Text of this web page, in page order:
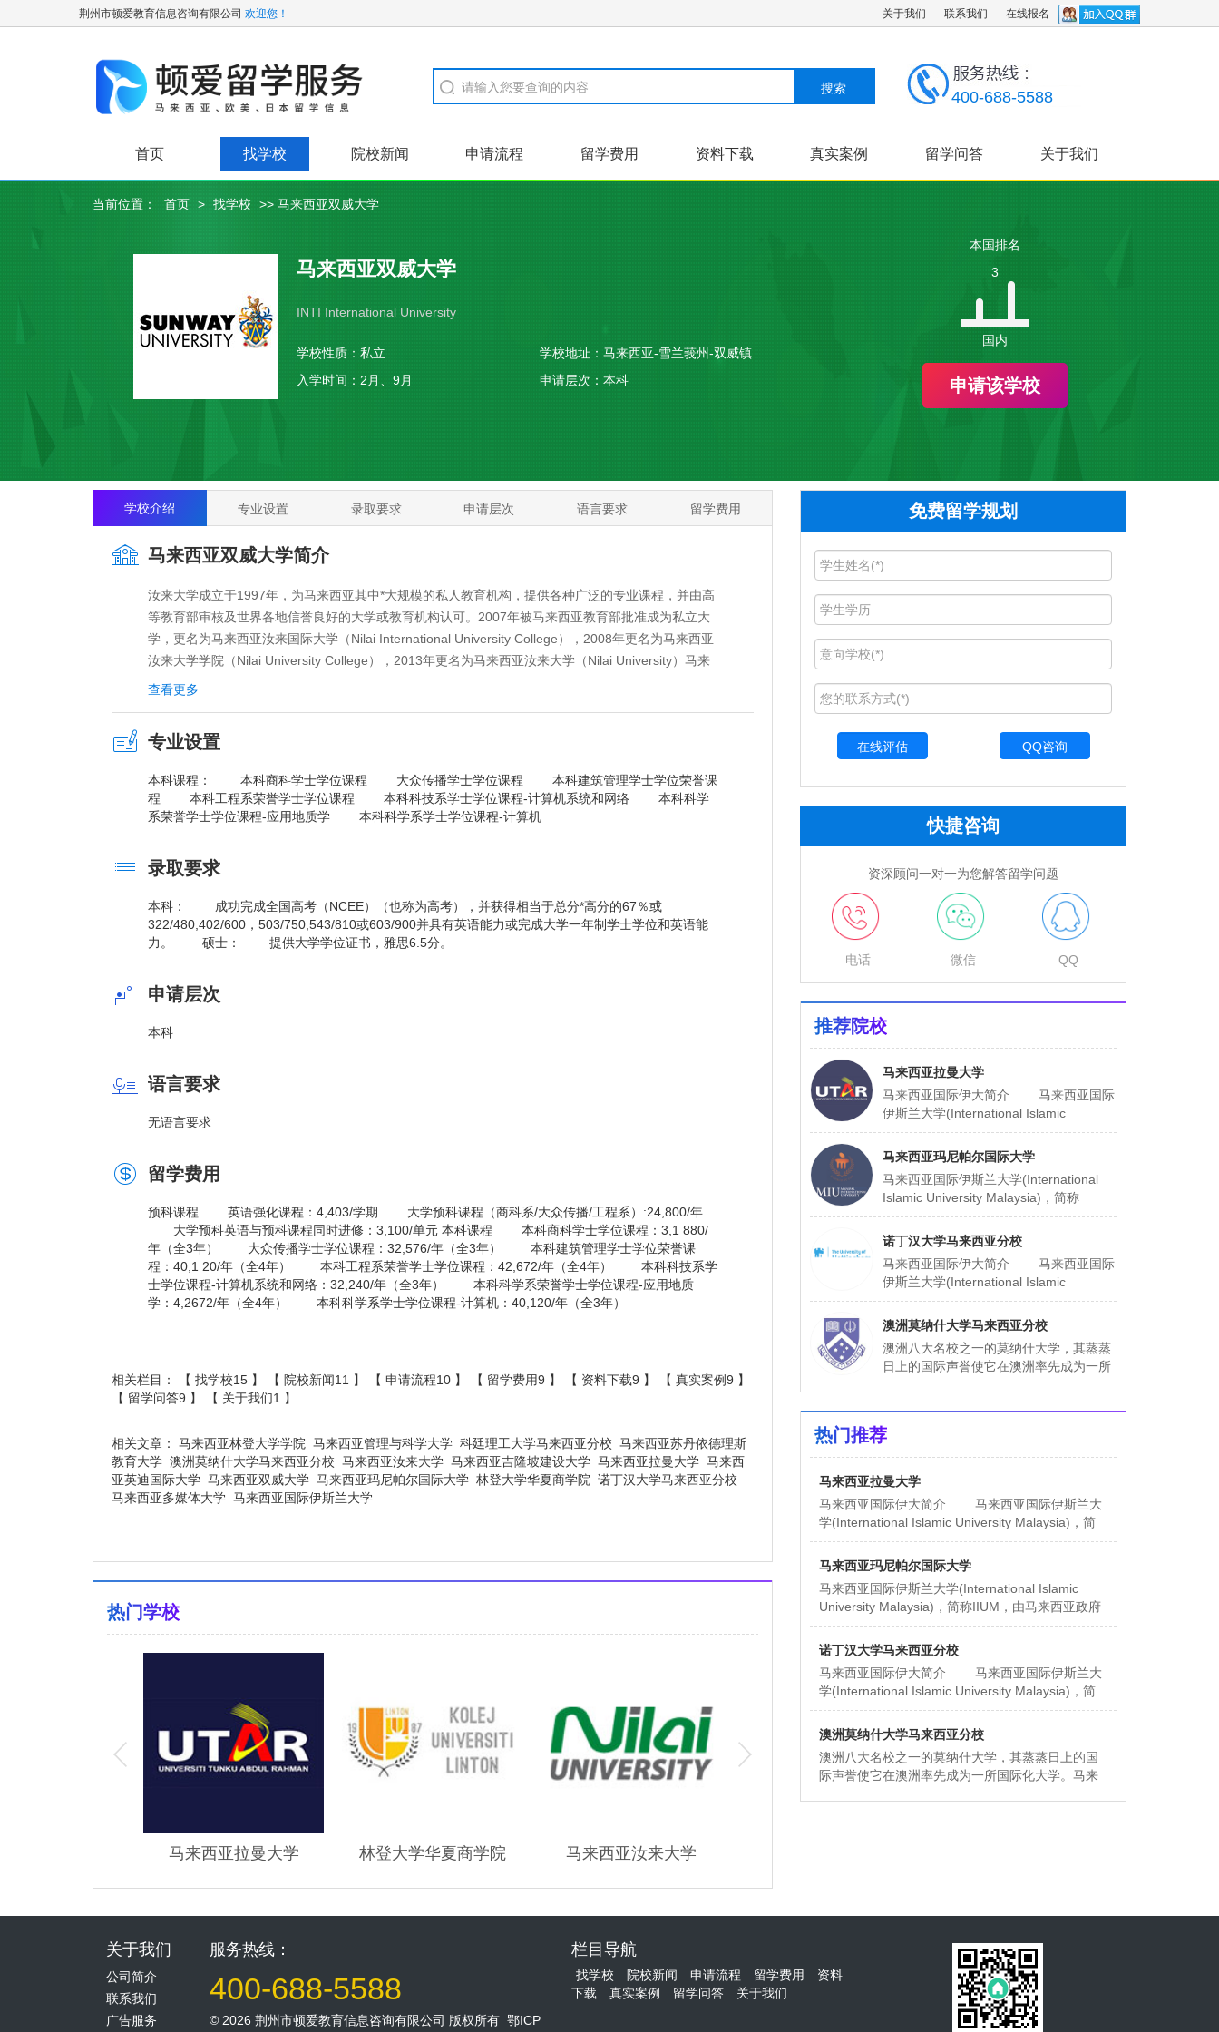
荆州市顿爱教育信息咨询有限公司 欢迎您！ 关于我们 联系我们 在线报名
400-688-5588
首页 找学校 院校新闻 申请流程 留学费用 资料下载 真实案例 留学问答 关于我们
当前位置： 首页 > 找学校 >> 马来西亚双威大学
马来西亚双威大学
INTI International University
学校性质： 私立 学校地址： 马来西亚-雪兰莪州-双威镇
入学时间： 2月、9月 申请层次： 本科
本国排名
3
国内
申请该学校
学校介绍 专业设置 录取要求 申请层次 语言要求 留学费用
马来西亚双威大学简介
汝来大学成立于1997年，为马来西亚其中*大规模的私人教育机构，提供各种广泛的专业课程，并由高
等教育部审核及世界各地信誉良好的大学或教育机构认可。2007年被马来西亚教育部批准成为私立大
学，更名为马来西亚汝来国际大学（Nilai International University College），2008年更名为马来西亚
汝来大学学院（Nilai University College），2013年更名为马来西亚汝来大学（Nilai University）马来
西亚学术教育资格监管局评鉴汝来大学为四至五星优良大学机构(SETARA 2017)。
地理位置并处于繁华的汝来市镇。距离吉隆坡市中心仅35分钟车程以及距离吉隆坡国际机场约20分钟
学院优势
马来西亚其中一所规模*大的私立高等学府。拥有大学水平的校园，齐全先进的设备，并提供校园
有广泛的科系，其中包括3+0学士课程、学分转移课程、专科课程及大学预科课程。国外的联办大学在
学术排行榜上名列前茅。集团总公司农艺资源有限公司是吉隆坡股票交易所主板上市公司。荣获2002
年全国私立学院*佳园艺奖。荣获马来西亚贸易工业促进局2003年度教育输出卓越奖。汝来国际学院因
提供卓越的教育服务，吸引了全球30多个国家的国际学生来本学院学习而荣获此项殊荣。每年只需人
民币60000至70000元（包括学费、住宿费及生活费）只是第三国（澳州、英国、新西兰）费用的三分
的英语强化课程。学生可在本学院修完英国(OXFORD BROOKES UNIVERSITY)或澳大利亚(LA
学士学位（学生必须符合有关国家的留学政策）。父母可来探望孩子。
查看更多
专业设置
本科课程： 本科商科学士学位课程 大众传播学士学位课程 本科建筑管理学士学位荣誉课
程 本科工程系荣誉学士学位课程 本科科技系学士学位课程-计算机系统和网络 本科科学
系荣誉学士学位课程-应用地质学 本科科学系学士学位课程-计算机
录取要求
本科： 成功完成全国高考（NCEE）（也称为高考），并获得相当于总分*高分的67％或
322/480,402/600，503/750,543/810或603/900并具有英语能力或完成大学一年制学士学位和英语能
力。 硕士： 提供大学学位证书，雅思6.5分。
申请层次
本科
语言要求
无语言要求
留学费用
预科课程 英语强化课程：4,403/学期 大学预科课程（商科系/大众传播/工程系）:24,800/年
大学预科英语与预科课程同时进修：3,100/单元 本科课程 本科商科学士学位课程：3,1 880/
年（全3年） 大众传播学士学位课程：32,576/年（全3年） 本科建筑管理学士学位荣誉课
程：40,1 20/年（全4年） 本科工程系荣誉学士学位课程：42,672/年（全4年） 本科科技系学
士学位课程-计算机系统和网络：32,240/年（全3年） 本科科学系荣誉学士学位课程-应用地质
学：4,2672/年（全4年） 本科科学系学士学位课程-计算机：40,120/年（全3年）
相关栏目： 【 找学校15 】 【 院校新闻11 】 【 申请流程10 】 【 留学费用9 】 【 资料下载9 】 【 真实案例9 】
【 留学问答9 】 【 关于我们1 】
相关文章： 马来西亚林登大学学院 马来西亚管理与科学大学 科廷理工大学马来西亚分校 马来西亚苏丹依德理斯
教育大学 澳洲莫纳什大学马来西亚分校 马来西亚汝来大学 马来西亚吉隆坡建设大学 马来西亚拉曼大学 马来西
亚英迪国际大学 马来西亚双威大学 马来西亚玛尼帕尔国际大学 林登大学华夏商学院 诺丁汉大学马来西亚分校
马来西亚多媒体大学 马来西亚国际伊斯兰大学
热门学校
马来西亚拉曼大学 林登大学华夏商学院 马来西亚汝来大学
免费留学规划
QQ咨询
快捷咨询
资深顾问一对一为您解答留学问题
电话 微信 QQ
推荐院校
马来西亚拉曼大学
马来西亚国际伊大简介 马来西亚国际
伊斯兰大学(International Islamic
University Malaysia)，简称IIUM，由马来
西亚
马来西亚玛尼帕尔国际大学
马来西亚国际伊斯兰大学(International
Islamic University Malaysia)，简称
IIUM，由马来西亚政府于1983年倡议和主
办
诺丁汉大学马来西亚分校
马来西亚国际伊大简介 马来西亚国际
伊斯兰大学(International Islamic
University Malaysia)，简称IIUM，由马来
西亚
澳洲莫纳什大学马来西亚分校
澳洲八大名校之一的莫纳什大学，其蒸蒸
日上的国际声誉使它在澳洲率先成为一所
热门推荐
马来西亚拉曼大学
马来西亚国际伊大简介 马来西亚国际伊斯兰大
学(International Islamic University Malaysia)，简
称IIUM，由马来西亚
马来西亚玛尼帕尔国际大学
马来西亚国际伊斯兰大学(International Islamic
University Malaysia)，简称IIUM，由马来西亚政府
于1983年倡议和主办
诺丁汉大学马来西亚分校
马来西亚国际伊大简介 马来西亚国际伊斯兰大
学(International Islamic University Malaysia)，简
称IIUM，由马来西亚
澳洲莫纳什大学马来西亚分校
澳洲八大名校之一的莫纳什大学，其蒸蒸日上的国
际声誉使它在澳洲率先成为一所国际化大学。马来
关于我们
公司简介
联系我们
广告服务
服务热线：
400-688-5588
© 2026 荆州市顿爱教育信息咨询有限公司 版权所有 鄂ICP
栏目导航
找学校 院校新闻 申请流程 留学费用
资料
下载
真实案例 留学问答 关于我们